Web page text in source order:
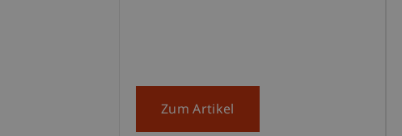
Zum Artikel